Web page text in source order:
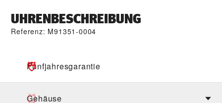
UHRENBESCHREIBUNG
Referenz: M91351-0004
Fünfjahres­garantie
Gehäuse